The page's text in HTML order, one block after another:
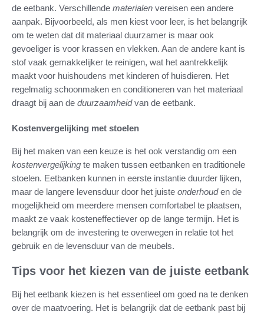
de eetbank. Verschillende materialen vereisen een andere
aanpak. Bijvoorbeeld, als men kiest voor leer, is het belangrijk
om te weten dat dit materiaal duurzamer is maar ook
gevoeliger is voor krassen en vlekken. Aan de andere kant is
stof vaak gemakkelijker te reinigen, wat het aantrekkelijk
maakt voor huishoudens met kinderen of huisdieren. Het
regelmatig schoonmaken en conditioneren van het materiaal
draagt bij aan de duurzaamheidvan de eetbank.
Kostenvergelijking met stoelen
Bij het maken van een keuze is het ook verstandig om een
kostenvergelijking te maken tussen eetbanken en traditionele
stoelen. Eetbanken kunnen in eerste instantie duurder lijken,
maar de langere levensduur door het juiste onderhouden de
mogelijkheid om meerdere mensen comfortabel te plaatsen,
maakt ze vaak kosteneffectiever op de lange termijn. Het is
belangrijk om de investering te overwegen in relatie tot het
gebruik en de levensduur van de meubels.
Tips voor het kiezen van de juiste eetbank
Bij het eetbank kiezen is het essentieel om goed na te denken
over de maatvoering. Het is belangrijk dat de eetbank past bij